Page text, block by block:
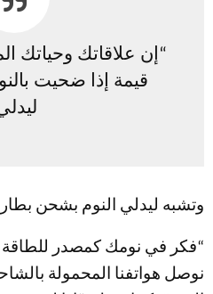
“إن علاقاتك وحياتك
قيمة إذا ضحيت
وتشبه ليدلي النوم بشحن
“فكر في نومك كمصدر
نوصل هواتفنا المحمولة